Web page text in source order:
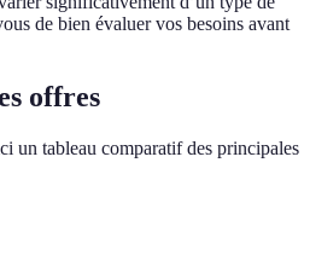
de bien évaluer vos besoins avant
offres
un tableau comparatif des principales